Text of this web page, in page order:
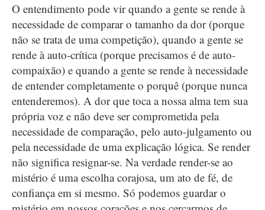
O entendimento pode vir quando a gente se rende à
necessidade de comparar o tamanho da dor (porque
não se trata de uma competição), quando a gente se
rende à auto-crítica (porque precisamos é de auto-
compaixão) e quando a gente se rende à necessidade
de entender completamente o porquê (porque nunca
entenderemos). A dor que toca a nossa alma tem sua
própria voz e não deve ser comprometida pela
necessidade de comparação, pelo auto-julgamento ou
pela necessidade de uma explicação lógica. Se render
não significa resignar-se. Na verdade render-se ao
mistério é uma escolha corajosa, um ato de fé, de
confiança em si mesmo. Só podemos guardar o